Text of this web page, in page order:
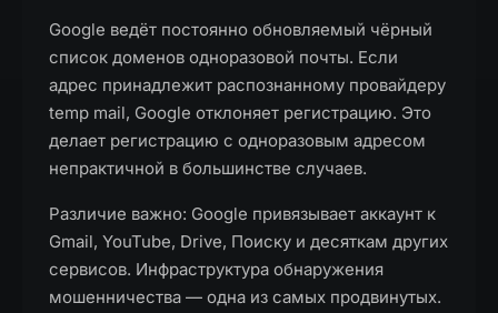
Google ведёт постоянно обновляемый чёрный
список доменов одноразовой почты. Если
адрес принадлежит распознанному провайдеру
temp mail, Google отклоняет регистрацию. Это
делает регистрацию с одноразовым адресом
непрактичной в большинстве случаев.
Различие важно: Google привязывает аккаунт к
Gmail, YouTube, Drive, Поиску и десяткам других
сервисов. Инфраструктура обнаружения
мошенничества — одна из самых продвинутых.